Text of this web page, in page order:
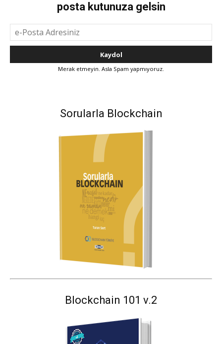
posta kutunuza gelsin
Merak etmeyin. Asla Spam yapmıyoruz.
Sorularla Blockchain
Blockchain 101 v.2